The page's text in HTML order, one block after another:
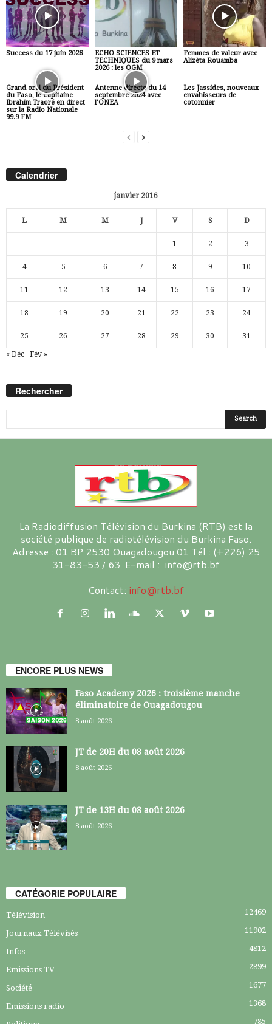
Success du 17 juin 2026
ECHO SCIENCES ET
TECHNIQUES du 9 mars
2026 : les OGM
Femmes de valeur avec
Alizèta Rouamba
Grand oral du Président
du Faso, le Capitaine
Ibrahim Traoré en direct
sur la Radio Nationale
99.9 FM
Antenne directe du 14
septembre 2024 avec
l’ONEA
Les Jassides, nouveaux
envahisseurs de
cotonnier
Calendrier
janvier 2016
L M M J V S D
1 2 3
4 5 6 7 8 9 10
11 12 13 14 15 16 17
18 19 20 21 22 23 24
25 26 27 28 29 30 31
« Déc Fév »
Rechercher
La Radiodiffusion Télévision du Burkina (RTB) est la
société publique de radiotélévision du Burkina Faso.
Adresse : 01 BP 2530 Ouagadougou 01 Tél : (+226) 25
31-83-53 / 63 E-mail : info@rtb.bf
Contact: info@rtb.bf
ENCORE PLUS NEWS
Faso Academy 2026 : troisième manche
éliminatoire de Ouagadougou
8 août 2026
JT de 20H du 08 août 2026
8 août 2026
JT de 13H du 08 août 2026
8 août 2026
CATÉGORIE POPULAIRE
Télévision 12469
Journaux Télévisés 11902
Infos 4812
Emissions TV 2899
Société 1677
Emissions radio 1368
785